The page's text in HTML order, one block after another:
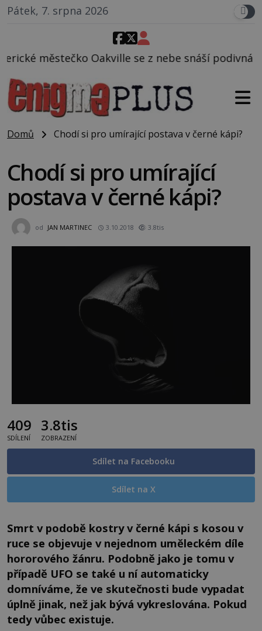
Pátek, 7. srpna 2026
se z nebe snáší podivná rosolovitá látka
Domů Chodí si pro umírající postava v černé kápi?
Chodí si pro umírající
postava v černé kápi?
od JAN MARTINEC 3.10.2018 3.8tis
409
SDÍLENÍ
3.8tis
ZOBRAZENÍ
Sdílet na Facebooku
Sdílet na X
Smrt v podobě kostry v černé kápi s kosou v
ruce se objevuje v nejednom uměleckém díle
hororového žánru. Podobně jako je tomu v
případě UFO se také u ní automaticky
domníváme, že ve skutečnosti bude vypadat
úplně jinak, než jak bývá vykreslována. Pokud
tedy vůbec existuje.